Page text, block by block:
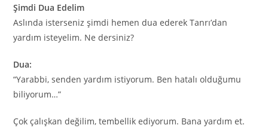
Şimdi Dua Edelim
Aslında isterseniz şimdi hemen dua ederek Tanrı’dan
yardım isteyelim. Ne dersiniz?
Dua:
“Yarabbi, senden yardım istiyorum. Ben hatalı olduğumu
biliyorum…”
Çok çalışkan değilim, tembellik ediyorum. Bana yardım et.